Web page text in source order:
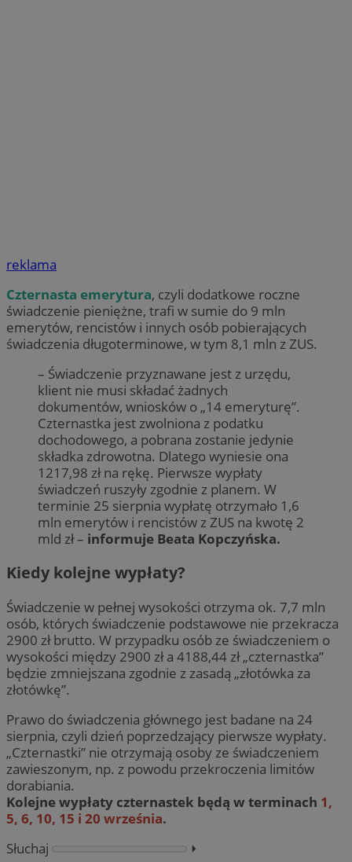
reklama
Czternasta emerytura, czyli dodatkowe roczne
świadczenie pieniężne, trafi w sumie do 9 mln
emerytów, rencistów i innych osób pobierających
świadczenia długoterminowe, w tym 8,1 mln z ZUS.
– Świadczenie przyznawane jest z urzędu,
klient nie musi składać żadnych
dokumentów, wniosków o „14 emeryturę”.
Czternastka jest zwolniona z podatku
dochodowego, a pobrana zostanie jedynie
składka zdrowotna. Dlatego wyniesie ona
1217,98 zł na rękę. Pierwsze wypłaty
świadczeń ruszyły zgodnie z planem. W
terminie 25 sierpnia wypłatę otrzymało 1,6
mln emerytów i rencistów z ZUS na kwotę 2
mld zł – informuje Beata Kopczyńska.
Kiedy kolejne wypłaty?
Świadczenie w pełnej wysokości otrzyma ok. 7,7 mln
osób, których świadczenie podstawowe nie przekracza
2900 zł brutto. W przypadku osób ze świadczeniem o
wysokości między 2900 zł a 4188,44 zł „czternastka”
będzie zmniejszana zgodnie z zasadą „złotówka za
złotówkę”.
Prawo do świadczenia głównego jest badane na 24
sierpnia, czyli dzień poprzedzający pierwsze wypłaty.
„Czternastki” nie otrzymają osoby ze świadczeniem
zawieszonym, np. z powodu przekroczenia limitów
dorabiania.
Kolejne wypłaty czternastek będą w terminach 1,
5, 6, 10, 15 i 20 września.
Słuchaj
⏵︎